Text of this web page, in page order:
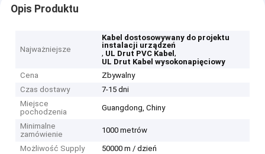
Opis Produktu
Najważniejsze
Kabel dostosowywany do projektu
instalacji urządzeń
, UL Drut PVC Kabel,
UL Drut Kabel wysokonapięciowy
Cena
Zbywalny
Czas dostawy
7-15 dni
Miejsce
pochodzenia
Guangdong, Chiny
Minimalne
zamówienie
1000 metrów
Możliwość Supply 50000 m / dzień